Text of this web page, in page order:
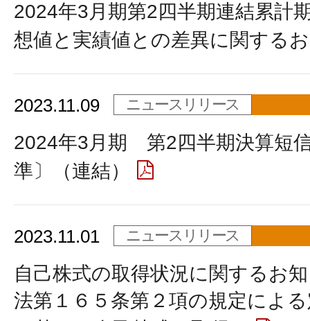
2024年3月期第2四半期連結累計
想値と実績値との差異に関する
2023.11.09 ニュースリリース
2024年3月期 第2四半期決算短
準〕（連結）
2023.11.01 ニュースリリース
自己株式の取得状況に関するお
法第１６５条第２項の規定によ